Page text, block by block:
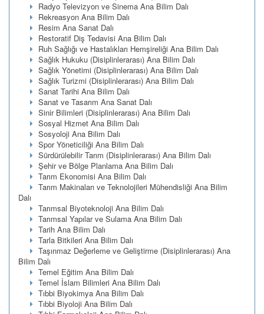
Radyo Televizyon ve Sinema Ana Bilim Dalı
Rekreasyon Ana Bilim Dalı
Resim Ana Sanat Dalı
Restoratif Diş Tedavisi Ana Bilim Dalı
Ruh Sağlığı ve Hastalıkları Hemşireliği Ana Bilim Dalı
Sağlık Hukuku (Disiplinlerarası) Ana Bilim Dalı
Sağlık Yönetimi (Disiplinlerarası) Ana Bilim Dalı
Sağlık Turizmi (Disiplinlerarası) Ana Bilim Dalı
Sanat Tarihi Ana Bilim Dalı
Sanat ve Tasarım Ana Sanat Dalı
Sinir Bilimleri (Disiplinlerarası) Ana Bilim Dalı
Sosyal Hizmet Ana Bilim Dalı
Sosyoloji Ana Bilim Dalı
Spor Yöneticiliği Ana Bilim Dalı
Sürdürülebilir Tarım (Disiplinlerarası) Ana Bilim Dalı
Şehir ve Bölge Planlama Ana Bilim Dalı
Tarım Ekonomisi Ana Bilim Dalı
Tarım Makinaları ve Teknolojileri Mühendisliği Ana Bilim
Dalı
Tarımsal Biyoteknoloji Ana Bilim Dalı
Tarımsal Yapılar ve Sulama Ana Bilim Dalı
Tarih Ana Bilim Dalı
Tarla Bitkileri Ana Bilim Dalı
Taşınmaz Değerleme ve Geliştirme (Disiplinlerarası) Ana
Bilim Dalı
Temel Eğitim Ana Bilim Dalı
Temel İslam Bilimleri Ana Bilim Dalı
Tıbbi Biyokimya Ana Bilim Dalı
Tıbbi Biyoloji Ana Bilim Dalı